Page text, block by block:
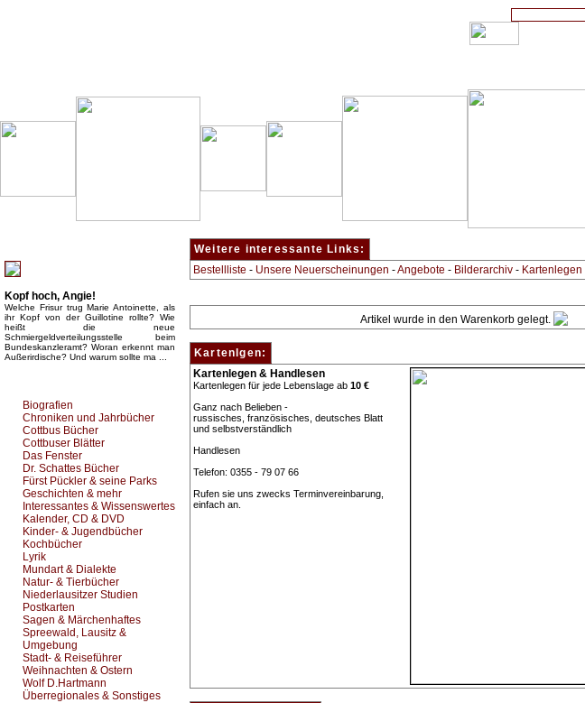
Kopf hoch, Angie!
Welche Frisur trug Marie Antoinette, als
ihr Kopf von der Guillotine rollte? Wie
heißt die neue
Schmiergeldverteilungsstelle beim
Bundeskanzleramt? Woran erkennt man
Außerirdische? Und warum sollte ma ...
Biografien
Chroniken und Jahrbücher
Cottbus Bücher
Cottbuser Blätter
Das Fenster
Dr. Schattes Bücher
Fürst Pückler & seine Parks
Geschichten & mehr
Interessantes & Wissenswertes
Kalender, CD & DVD
Kinder- & Jugendbücher
Kochbücher
Lyrik
Mundart & Dialekte
Natur- & Tierbücher
Niederlausitzer Studien
Postkarten
Sagen & Märchenhaftes
Spreewald, Lausitz &
Umgebung
Stadt- & Reiseführer
Weihnachten & Ostern
Wolf D.Hartmann
Überregionales & Sonstiges
Weitere interessante Links:
Bestellliste - Unsere Neuerscheinungen -Angebote - Bilderarchiv - Kartenlegen
Artikel wurde in den Warenkorb gelegt.
Kartenlgen:
Kartenlegen & Handlesen
Kartenlegen für jede Lebenslage ab 10 €
Ganz nach Belieben -
russisches, französisches, deutsches Blatt
und selbstverständlich
Handlesen
Telefon: 0355 - 79 07 66
Rufen sie uns zwecks Terminvereinbarung,
einfach an.